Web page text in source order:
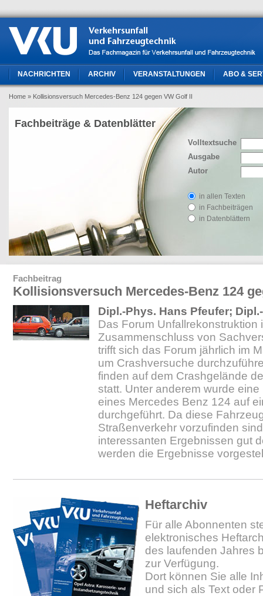
NACHRICHTEN ARCHIV VERANSTALTUNGEN ABO &
Home » Kollisionsversuch Mercedes-Benz 124 gegen VW Golf II
Volltextsuche
Ausgabe
Autor
in allen Texten
in Fachbeiträgen
in Datenblättern
Fachbeiträge & Datenblätter
Fachbeitrag
Kollisionsversuch Mercedes-Benz 124
Dipl.-Phys. Hans Pfeufer;
Das Forum Unfallrekonstruktion
Zusammenschluss von
trifft sich das Forum jährlich im
um Crashversuche
finden auf dem Crashgelände
statt. Unter anderem wurde
eines Mercedes Benz 124 auf
durchgeführt. Da diese
Straßenverkehr vorzufinden
interessanten Ergebnissen gut
werden die Ergebnisse
Heftarchiv
Für alle Abonnenten
elektronisches
des laufenden Jahres
zur Verfügung.
Dort können Sie alle
und sich als Text oder